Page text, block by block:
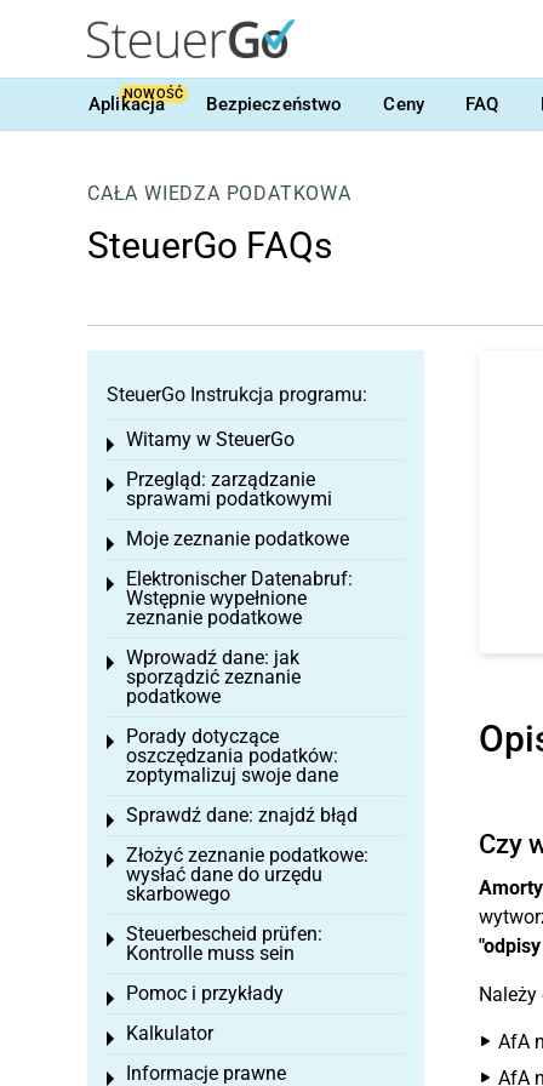
Aplikacja
NOWOŚĆ Bezpieczeństwo Ceny FAQ
CAŁA WIEDZA PODATKOWA
SteuerGo FAQs
Czy
AfA
AfA
SteuerGo Instrukcja programu:
Witamy w SteuerGo
Toggle menu
Przegląd: zarządzanie
sprawami podatkowymi
Toggle menu
Moje zeznanie podatkowe
Toggle menu
Elektronischer Datenabruf:
Wstępnie wypełnione
zeznanie podatkowe
Toggle menu
Wprowadź dane: jak
sporządzić zeznanie
podatkowe
Toggle menu
Porady dotyczące
oszczędzania podatków:
zoptymalizuj swoje dane
Toggle menu
Sprawdź dane: znajdź błąd
Toggle menu
Złożyć zeznanie podatkowe:
wysłać dane do urzędu
skarbowego
Toggle menu
Steuerbescheid prüfen:
Kontrolle muss sein
Toggle menu
Pomoc i przykłady
Toggle menu
Kalkulator
Toggle menu
Informacje prawne
Toggle menu